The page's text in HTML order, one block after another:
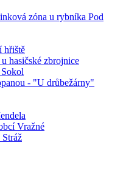
zóna u rybníka Pod
hřiště
hasičské zbrojnice
- "U drůbežárny"
Vražné